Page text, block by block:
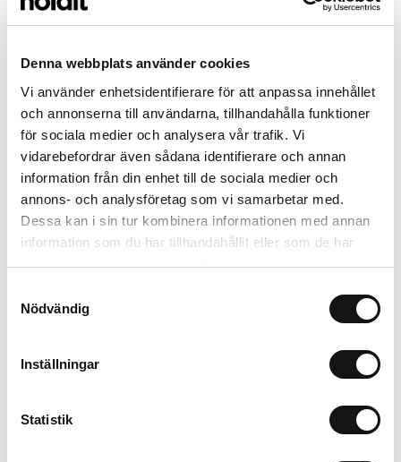
Denna webbplats använder cookies
Vi använder enhetsidentifierare för att anpassa innehållet
och annonserna till användarna, tillhandahålla funktioner
för sociala medier och analysera vår trafik. Vi
vidarebefordrar även sådana identifierare och annan
information från din enhet till de sociala medier och
annons- och analysföretag som vi samarbetar med.
Dessa kan i sin tur kombinera informationen med annan
information som du har tillhandahållit eller som de har
samlat in när du har använt deras tjänster.
Nödvändig
Inställningar
Statistik
Print Pack
Hanna KL x Holdit
iPhone 15 Pro Max
50 SEK
+
Print Pack
Heart
iPhone 15 Pro Max
50 SEK